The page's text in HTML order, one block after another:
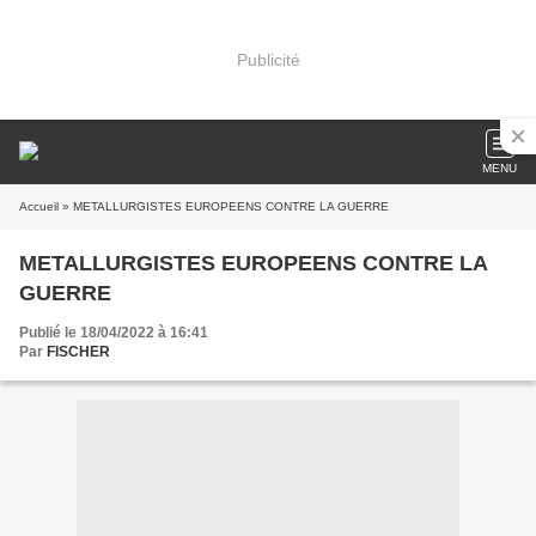
Publicité
MENU
Accueil » METALLURGISTES EUROPEENS CONTRE LA GUERRE
METALLURGISTES EUROPEENS CONTRE LA
GUERRE
Publié le 18/04/2022 à 16:41
Par FISCHER